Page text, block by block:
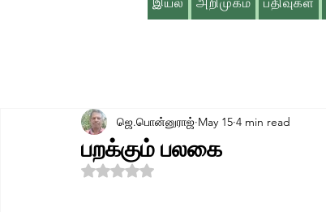
பறக்கும் பலகை
ஜெ.பொன்னுராஜ் May 15 4 min read
Rated NaN out of 5 stars.